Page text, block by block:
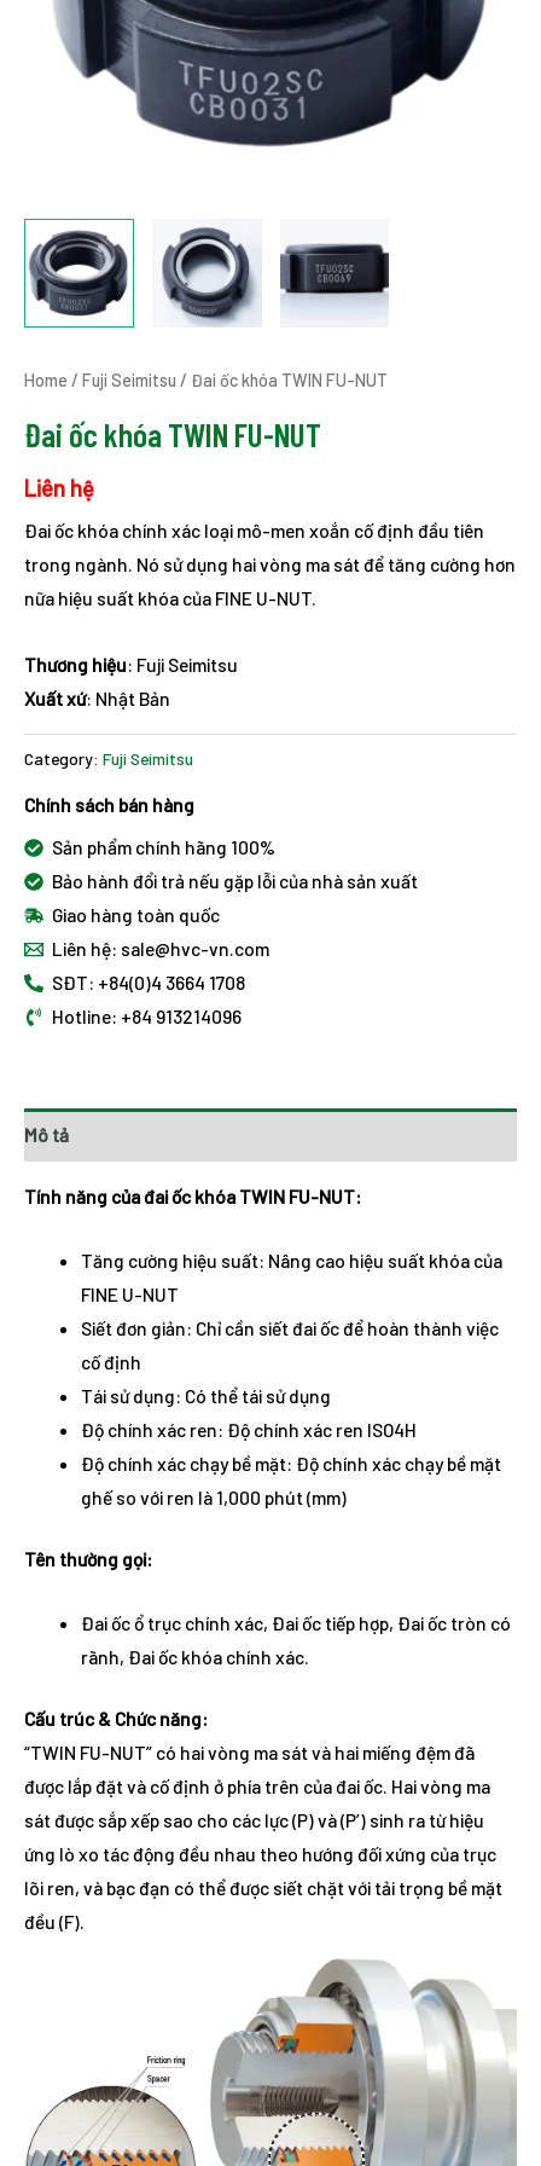
Home / Fuji Seimitsu / Đai ốc khóa TWIN FU-NUT
Đai ốc khóa TWIN FU-NUT
Liên hệ
Đai ốc khóa chính xác loại mô-men xoắn cố định đầu tiên
trong ngành. Nó sử dụng hai vòng ma sát để tăng cường hơn
nữa hiệu suất khóa của FINE U-NUT.
Thương hiệu: Fuji Seimitsu
Xuất xứ: Nhật Bản
Category: Fuji Seimitsu
Chính sách bán hàng
Sản phẩm chính hãng 100%
Bảo hành đổi trả nếu gặp lỗi của nhà sản xuất
Giao hàng toàn quốc
Liên hệ: sale@hvc-vn.com
SĐT: +84(0)4 3664 1708
Hotline: +84 913214096
Mô tả
Tính năng của đai ốc khóa TWIN FU-NUT:
Tăng cường hiệu suất: Nâng cao hiệu suất khóa của
FINE U-NUT
Siết đơn giản: Chỉ cần siết đai ốc để hoàn thành việc
cố định
Tái sử dụng: Có thể tái sử dụng
Độ chính xác ren: Độ chính xác ren ISO4H
Độ chính xác chạy bề mặt: Độ chính xác chạy bề mặt
ghế so với ren là 1,000 phút (mm)
Tên thường gọi:
Đai ốc ổ trục chính xác, Đai ốc tiếp hợp, Đai ốc tròn có
rãnh, Đai ốc khóa chính xác.
Cấu trúc & Chức năng:
“TWIN FU-NUT” có hai vòng ma sát và hai miếng đệm đã
được lắp đặt và cố định ở phía trên của đai ốc. Hai vòng ma
sát được sắp xếp sao cho các lực (P) và (P’) sinh ra từ hiệu
ứng lò xo tác động đều nhau theo hướng đối xứng của trục
lõi ren, và bạc đạn có thể được siết chặt với tải trọng bề mặt
đều (F).